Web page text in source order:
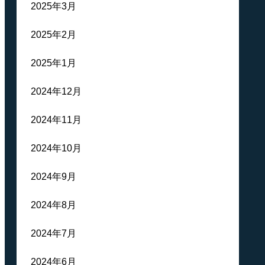
2025年3月
2025年2月
2025年1月
2024年12月
2024年11月
2024年10月
2024年9月
2024年8月
2024年7月
2024年6月